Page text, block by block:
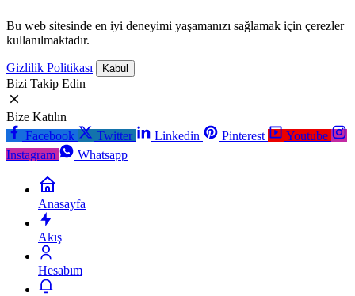
Bu web sitesinde en iyi deneyimi yaşamanızı sağlamak için çerezler
kullanılmaktadır.
Gizlilik Politikası Kabul
Bizi Takip Edin
Bize Katılın
Facebook
Twitter Linkedin Pinterest
Youtube
Instagram
Whatsapp
Anasayfa
Akış
Hesabım